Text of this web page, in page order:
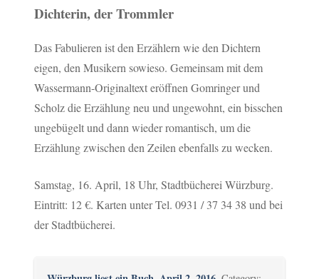
Dichterin, der Trommler
Das Fabulieren ist den Erzählern wie den Dichtern
eigen, den Musikern sowieso. Gemeinsam mit dem
Wassermann-Originaltext eröffnen Gomringer und
Scholz die Erzählung neu und ungewohnt, ein bisschen
ungebügelt und dann wieder romantisch, um die
Erzählung zwischen den Zeilen ebenfalls zu wecken.
Samstag, 16. April, 18 Uhr, Stadtbücherei Würzburg.
Eintritt: 12 €. Karten unter Tel. 0931 / 37 34 38 und bei
der Stadtbücherei.